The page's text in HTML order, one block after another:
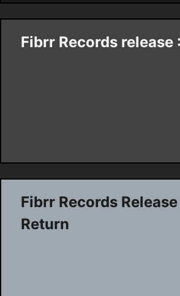
Fibrr Records release
Fibrr Records
Return